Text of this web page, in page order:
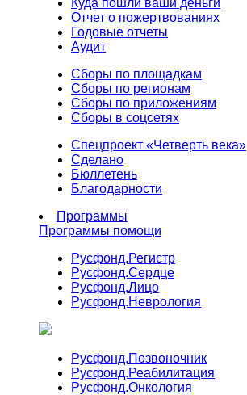
Куда пошли ваши деньги
Отчет о пожертвованиях
Годовые отчеты
Аудит
Сборы по площадкам
Сборы по регионам
Сборы по приложениям
Сборы в соцсетях
Спецпроект «Четверть века»
Сделано
Бюллетень
Благодарности
Программы
Программы помощи
Русфонд.Регистр
Русфонд.Сердце
Русфонд.Лицо
Русфонд.Неврология
Русфонд.Позвоночник
Русфонд.Реабилитация
Русфонд.Онкология